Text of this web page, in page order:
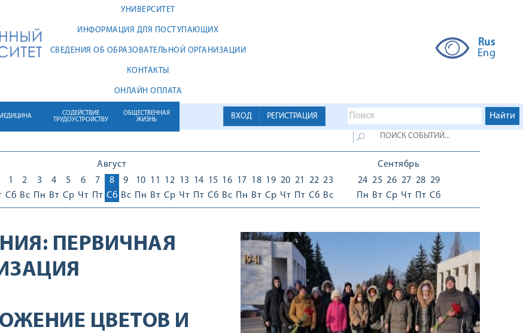
УНИВЕРСИТЕТ
ИНФОРМАЦИЯ ДЛЯ ПОСТУПАЮЩИХ
СВЕДЕНИЯ ОБ ОБРАЗОВАТЕЛЬНОЙ ОРГАНИЗАЦИИ
КОНТАКТЫ
ОНЛАЙН ОПЛАТА
Rus
Eng
ВХОД РЕГИСТРАЦИЯ
СОДЕЙСТВИЕ
ТРУДОУСТРОЙСТВУ
ОБЩЕСТВЕННАЯ
ЖИЗНЬ
Август
1
Сб
2
Вс
3
Пн
4
Вт
5
Ср
6
Чт
7
Пт
8
Сб
9
Вс
10
Пн
11
Вт
12
Ср
13
Чт
14
Пт
15
Сб
16
Вс
17
Пн
18
Вт
19
Ср
20
Чт
21
Пт
22
Сб
23
Вс
Сентябрь
24
Пн
25
Вт
26
Ср
27
Чт
28
Пт
29
Сб
ПЕРВИЧНАЯ
ЦВЕТОВ И